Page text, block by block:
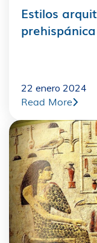
Estilos
22 enero 2024
Read More